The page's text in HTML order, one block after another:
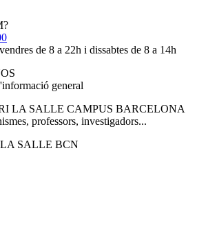
de 8 a 22h i dissabtes de 8 a 14h
general
LA SALLE CAMPUS BARCELONA
professors, investigadors...
SALLE BCN